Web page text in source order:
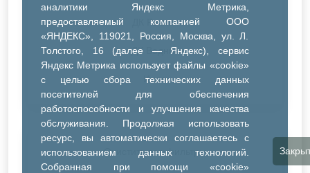
аналитики Яндекс Метрика,
предоставляемый компанией ООО
«ЯНДЕКС», 119021, Россия, Москва, ул. Л.
Толстого, 16 (далее — Яндекс), сервис
Яндекс Метрика использует файлы «cookie»
с целью сбора технических данных
посетителей для обеспечения
работоспособности и улучшения качества
обслуживания. Продолжая использовать
ресурс, вы автоматически соглашаетесь с
использованием данных технологий.
Собранная при помощи «cookie»
ДК Речник
ДК Водник
Иное
Очистить все фильтры